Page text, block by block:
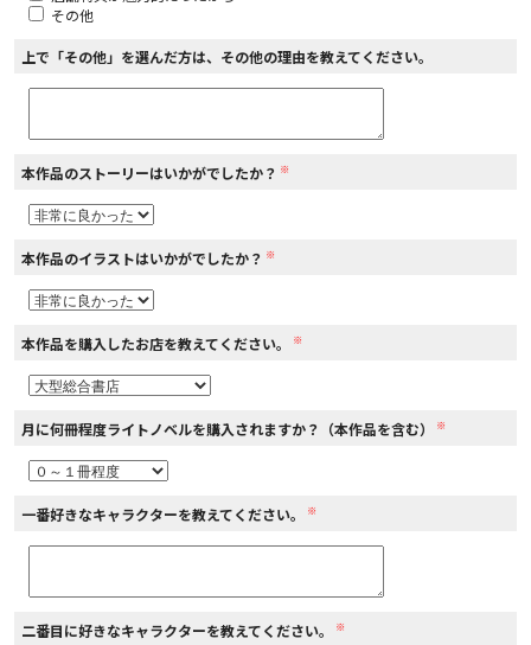
コミックパルフェ
閉じる
その他
上で「その他」を選んだ方は、その他の理由を教えてください。
本作品のストーリーはいかがでしたか？ ※
本作品のイラストはいかがでしたか？ ※
本作品を購入したお店を教えてください。 ※
月に何冊程度ライトノベルを購入されますか？（本作品を含む） ※
一番好きなキャラクターを教えてください。 ※
二番目に好きなキャラクターを教えてください。 ※